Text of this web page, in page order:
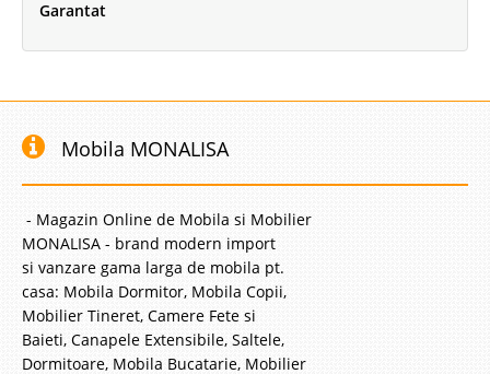
Garantat
Mobila MONALISA
- Magazin Online de Mobila si Mobilier
MONALISA - brand modern import
si vanzare gama larga de mobila pt.
casa: Mobila Dormitor, Mobila Copii,
Mobilier Tineret, Camere Fete si
Baieti, Canapele Extensibile, Saltele,
Dormitoare, Mobila Bucatarie, Mobilier